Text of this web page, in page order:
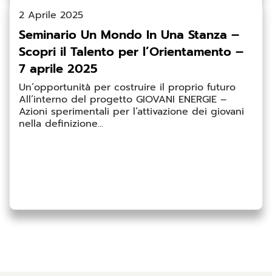
2 Aprile 2025
Seminario Un Mondo In Una Stanza –
Scopri il Talento per l’Orientamento –
7 aprile 2025
Un’opportunità per costruire il proprio futuro
All’interno del progetto GIOVANI ENERGIE –
Azioni sperimentali per l’attivazione dei giovani
nella definizione...